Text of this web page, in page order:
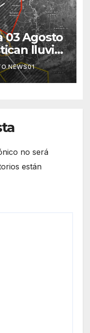
03 Agosto
lluvias
noche;
no será
están